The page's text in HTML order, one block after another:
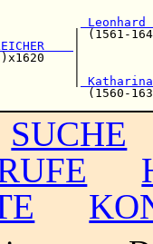
Leonhard
|
(1595-
Katharina
SUCHE